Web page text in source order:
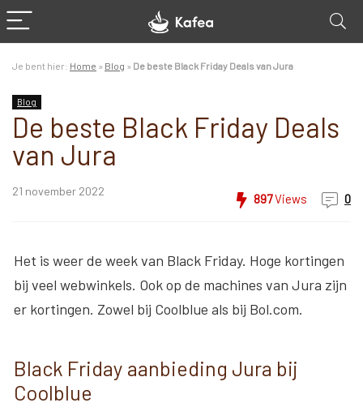
Je bent hier: Home » Blog » De beste Black Friday Deals van Jura
Blog
De beste Black Friday Deals
van Jura
21 november 2022
897Views 0
Het is weer de week van Black Friday. Hoge kortingen
bij veel webwinkels. Ook op de machines van Jura zijn
er kortingen. Zowel bij Coolblue als bij Bol.com.
Black Friday aanbieding Jura bij
Coolblue